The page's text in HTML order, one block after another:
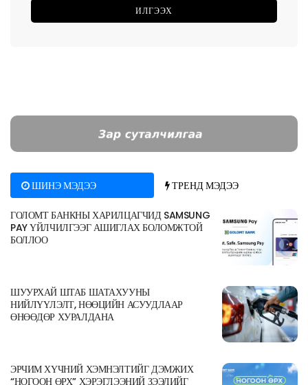
ШИНЭ МЭДЭЭ ТРЕНД МЭДЭЭ
ГОЛОМТ БАНКНЫ ХАРИЛЦАГЧИД SAMSUNG
PAY ҮЙЛЧИЛГЭЭГ АШИГЛАХ БОЛОМЖТОЙ
БОЛЛОО
ШУУРХАЙ ШТАБ ШАТАХУУНЫ
НИЙЛҮҮЛЭЛТ, НӨӨЦИЙН АСУУДЛААР
ӨНӨӨДӨР ХУРАЛДАНА
ЭРЧИМ ХҮЧНИЙ ХЭМНЭЛТИЙГ ДЭМЖИХ
“НОГООН ӨРХ” ХЭРЭГЛЭЭНИЙ ЗЭЭЛИЙГ